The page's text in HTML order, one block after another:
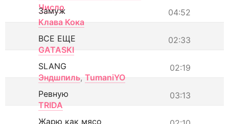
Число
04:52
Замуж
Клава Кока
02:33
ВСЕ ЕЩЕ
GATASKI
02:19
SLANG
Эндшпиль, TumaniYO
03:13
Ревную
TRIDA
Жарю как мясо